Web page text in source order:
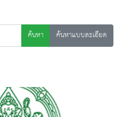
ค้นหา
ค้นหาแบบละเอียด